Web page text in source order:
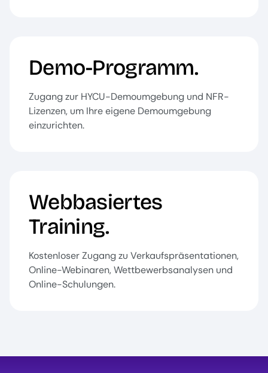
Demo-Programm.
Zugang zur HYCU-Demoumgebung und NFR-
Lizenzen, um Ihre eigene Demoumgebung
einzurichten.
Webbasiertes
Training.
Kostenloser Zugang zu Verkaufspräsentationen,
Online-Webinaren, Wettbewerbsanalysen und
Online-Schulungen.